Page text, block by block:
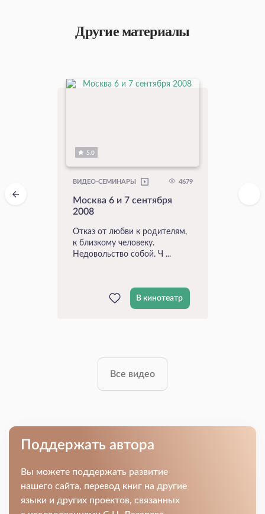
Другие материалы
5.0
ВИДЕО-СЕМИНАРЫ 4679
Москва 6 и 7 сентября
2008
Отказ от любви к родителям,
к близкому человеку.
Недовольство собой. Ч ...
В кинотеатр
Все видео
Поддержать автора
Вы можете поддержать развитие
нашего сайта, перевод книг на другие
языки и других проектов, связанных